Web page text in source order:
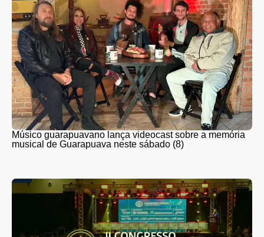
Músico guarapuavano lança videocast sobre a memória
musical de Guarapuava neste sábado (8)